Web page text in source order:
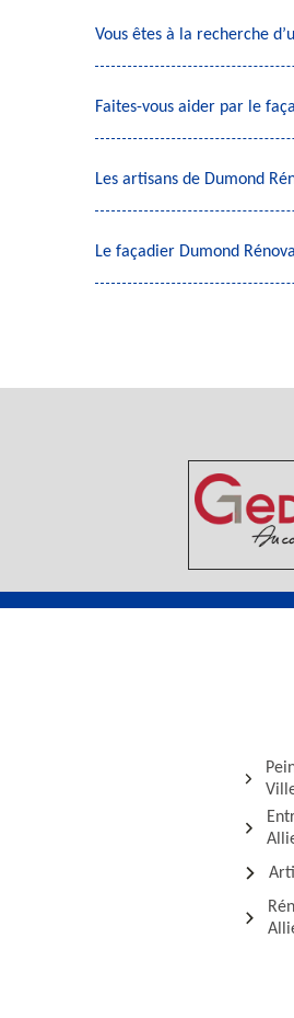
Vous êtes à la recherche
Faites-vous aider par le
Les artisans de Dumond
Le façadier Dumond